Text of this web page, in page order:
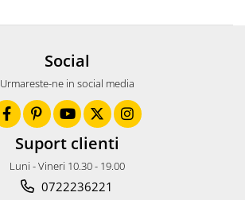
Social
Urmareste-ne in social media
Suport clienti
Luni - Vineri 10.30 - 19.00
0722236221